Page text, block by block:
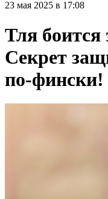
23 мая 2025 в 17:08
Тля боится
Секрет
по-фински!